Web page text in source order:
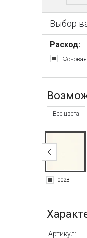
Выбор
Расход:
Фоновая
Все цвета
002B
Артикул: